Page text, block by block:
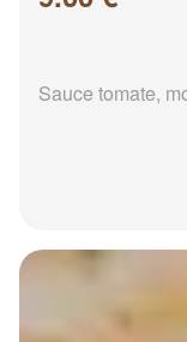
Sauce tomate,